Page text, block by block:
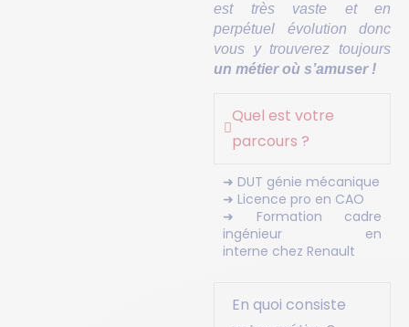
est très vaste et en
perpétuel évolution donc
vous y trouverez toujours
un métier où s’amuser !
Quel est votre
parcours ?
➜ DUT génie mécanique
➜ Licence pro en CAO
➜ Formation cadre
ingénieur en
interne chez Renault
En quoi consiste